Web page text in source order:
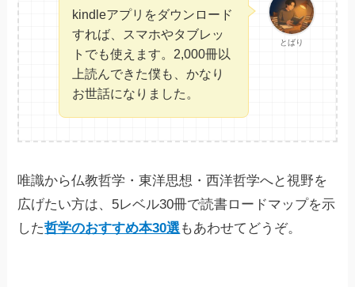
とばり
kindleアプリをダウンロード
すれば、スマホやタブレッ
トでも使えます。2,000冊以
上読んできた僕も、かなり
お世話になりました。
唯識から仏教哲学・東洋思想・西洋哲学へと視野を
広げたい方は、5レベル30冊で読書ロードマップを示
した哲学のおすすめ本30選もあわせてどうぞ。